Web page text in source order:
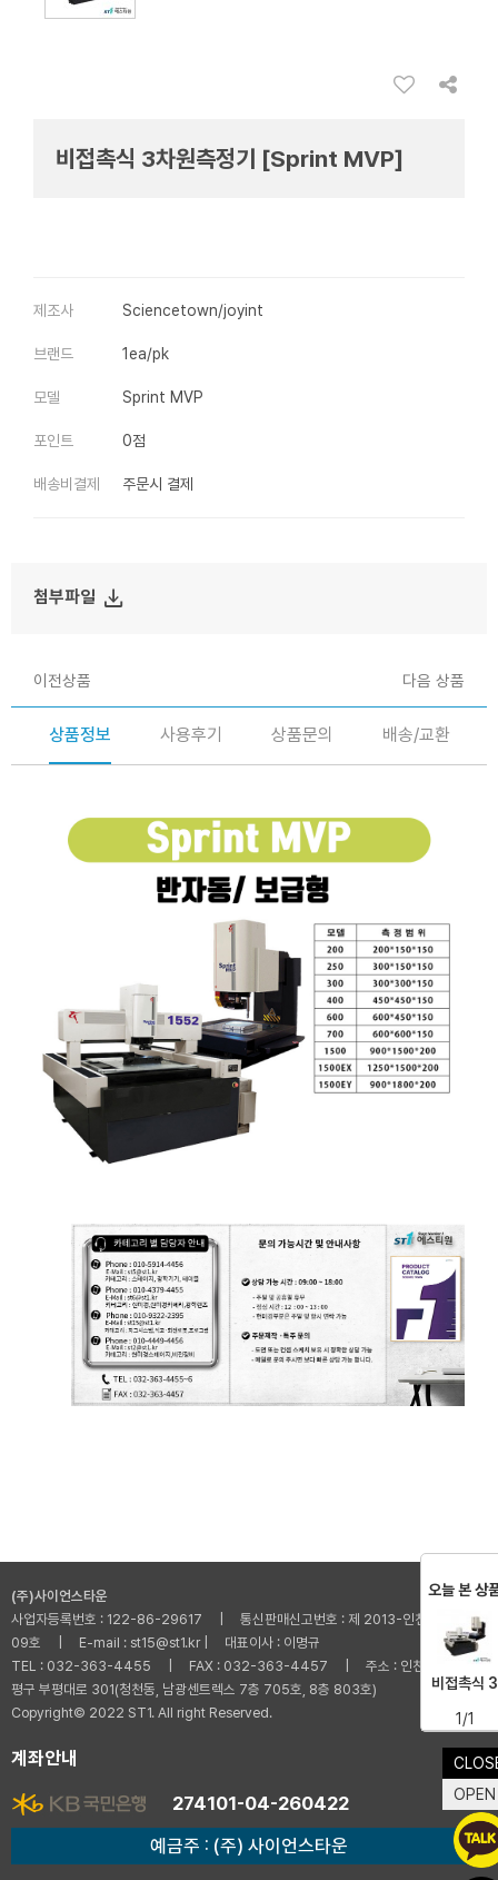
비접촉식 3차원측정기 [Sprint MVP]
제조사 Sciencetown/joyint
브랜드 1ea/pk
모델 Sprint MVP
포인트 0점
배송비결제 주문시 결제
첨부파일 file_download
이전상품 다음 상품
상품정보 사용후기 상품문의 배송/교환
(주)사이언스타운
사업자등록번호 : 122-86-29617 | 통신판매신고번호 : 제 2013-인천부평-001
09호 | E-mail : st15@st1.kr | 대표이사 : 이명규
TEL : 032-363-4455 | FAX : 032-363-4457 | 주소 : 인천광역시 부
평구 부평대로 301(청천동, 남광센트렉스 7층 705호, 8층 803호)
Copyright© 2022 ST1. All right Reserved.
계좌안내
274101-04-260422
예금주 : (주) 사이언스타운
OPEN
오늘 본 상
비접촉식 3
1/1